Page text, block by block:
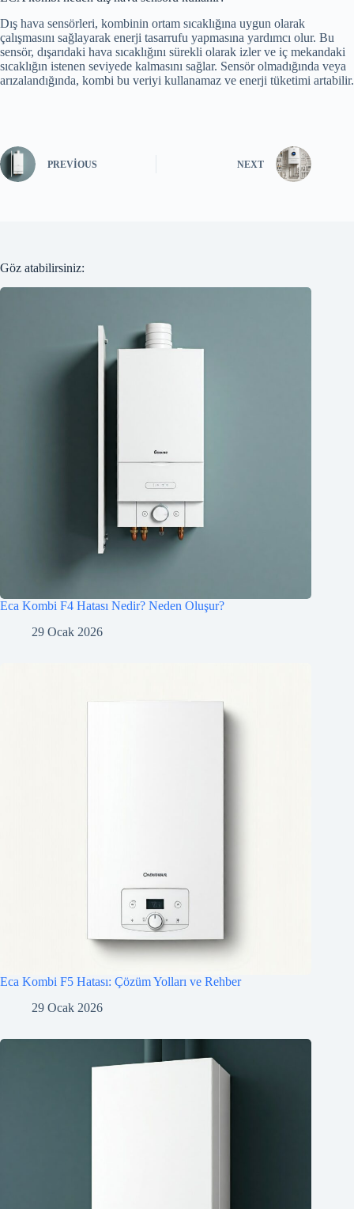
Dış hava sensörleri, kombinin ortam sıcaklığına uygun olarak
çalışmasını sağlayarak enerji tasarrufu yapmasına yardımcı olur. Bu
sensör, dışarıdaki hava sıcaklığını sürekli olarak izler ve iç mekandaki
sıcaklığın istenen seviyede kalmasını sağlar. Sensör olmadığında veya
arızalandığında, kombi bu veriyi kullanamaz ve enerji tüketimi artabilir.
PREVIOUS NEXT
Göz atabilirsiniz:
Eca Kombi F4 Hatası Nedir? Neden Oluşur?
29 Ocak 2026
Eca Kombi F5 Hatası: Çözüm Yolları ve Rehber
29 Ocak 2026